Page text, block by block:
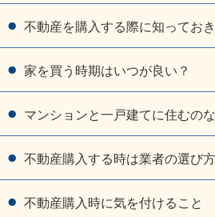
不動産を購入する際に知ってお
家を買う時期はいつが良い？
マンションと一戸建てに住むの
不動産購入する時は業者の選び
不動産購入時に気を付けること